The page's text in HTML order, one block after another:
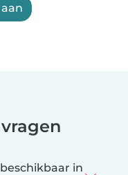
in